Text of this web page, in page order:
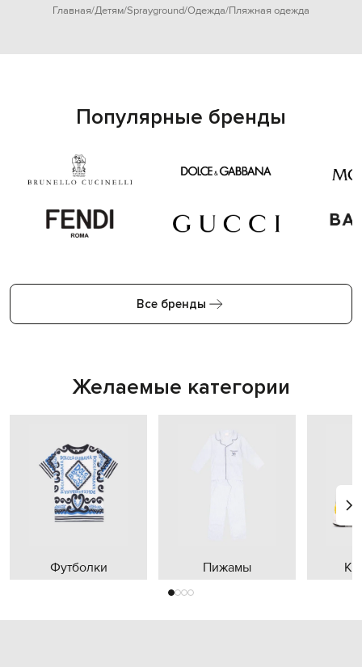
Главная Детям Sprayground Одежда Пляжная одежда
Популярные бренды
Все бренды
Желаемые категории
Футболки Пижамы